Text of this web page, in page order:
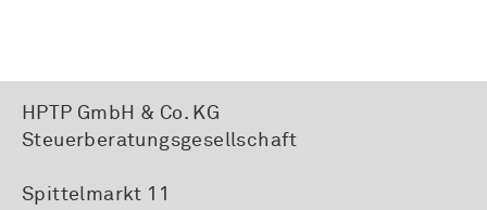
HPTP GmbH & Co. KG
Steuerberatungsgesellschaft
Spittelmarkt 11